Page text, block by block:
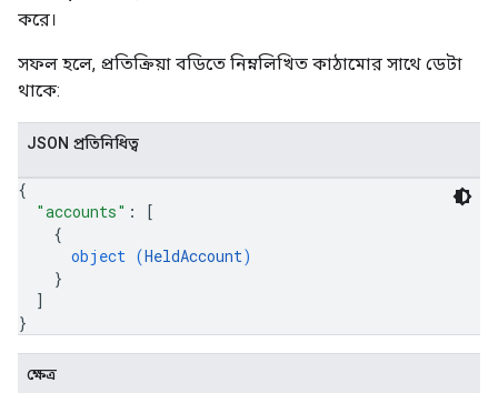
করে।
সফল হলে, প্রতিক্রিয়া বডিতে নিম্নলিখিত কাঠামোর সাথে ডেটা
থাকে:
JSON প্রতিনিধিত্ব
{
"accounts" :
[
{
object (HeldAccount)
}
]
}
ক্ষেত্র